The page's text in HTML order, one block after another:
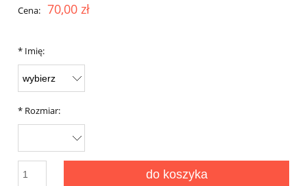
Cena: 70,00 zł
* Imię:
* Rozmiar:
do koszyka